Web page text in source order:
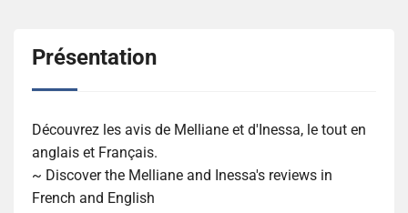
Présentation
Découvrez les avis de Melliane et d'Inessa, le tout en
anglais et Français.
~ Discover the Melliane and Inessa's reviews in
French and English